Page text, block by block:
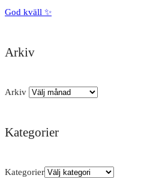
God kväll ✨
Arkiv
Arkiv
Kategorier
Kategorier